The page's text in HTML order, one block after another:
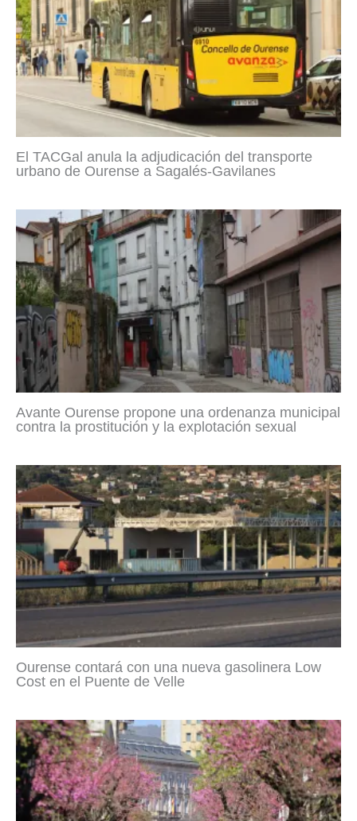
El TACGal anula la adjudicación del transporte
urbano de Ourense a Sagalés-Gavilanes
Avante Ourense propone una ordenanza municipal
contra la prostitución y la explotación sexual
Ourense contará con una nueva gasolinera Low
Cost en el Puente de Velle